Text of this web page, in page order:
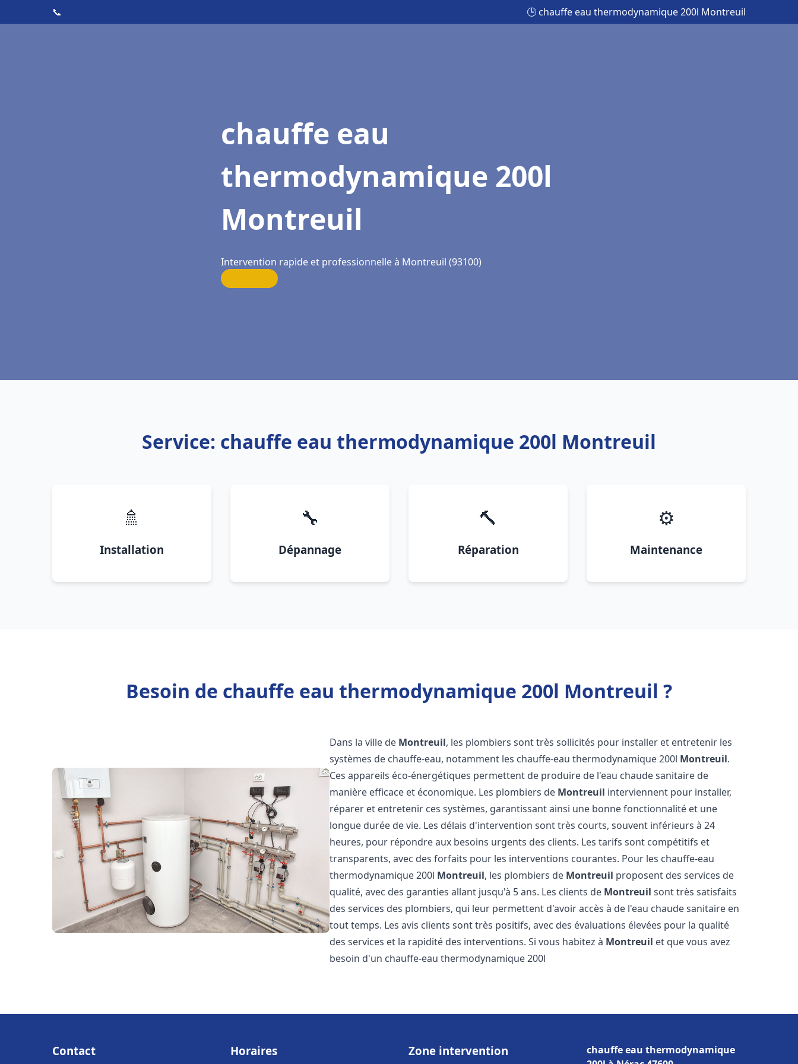
📞 🕒 chauffe eau thermodynamique 200l Montreuil
chauffe eau
thermodynamique 200l
Montreuil
Intervention rapide et professionnelle à Montreuil (93100)
Service: chauffe eau thermodynamique 200l Montreuil
🚿
Installation
🔧
Dépannage
🔨
Réparation
⚙️
Maintenance
Besoin de chauffe eau thermodynamique 200l Montreuil ?
Dans la ville de Montreuil, les plombiers sont très sollicités pour installer et entretenir les
systèmes de chauffe-eau, notamment les chauffe-eau thermodynamique 200l Montreuil.
Ces appareils éco-énergétiques permettent de produire de l'eau chaude sanitaire de
manière efficace et économique. Les plombiers de Montreuil interviennent pour installer,
réparer et entretenir ces systèmes, garantissant ainsi une bonne fonctionnalité et une
longue durée de vie. Les délais d'intervention sont très courts, souvent inférieurs à 24
heures, pour répondre aux besoins urgents des clients. Les tarifs sont compétitifs et
transparents, avec des forfaits pour les interventions courantes. Pour les chauffe-eau
thermodynamique 200l Montreuil, les plombiers de Montreuil proposent des services de
qualité, avec des garanties allant jusqu'à 5 ans. Les clients de Montreuil sont très satisfaits
des services des plombiers, qui leur permettent d'avoir accès à de l'eau chaude sanitaire en
tout temps. Les avis clients sont très positifs, avec des évaluations élevées pour la qualité
des services et la rapidité des interventions. Si vous habitez à Montreuil et que vous avez
besoin d'un chauffe-eau thermodynamique 200l
Contact Horaires Zone intervention
chauffe eau thermodynamique